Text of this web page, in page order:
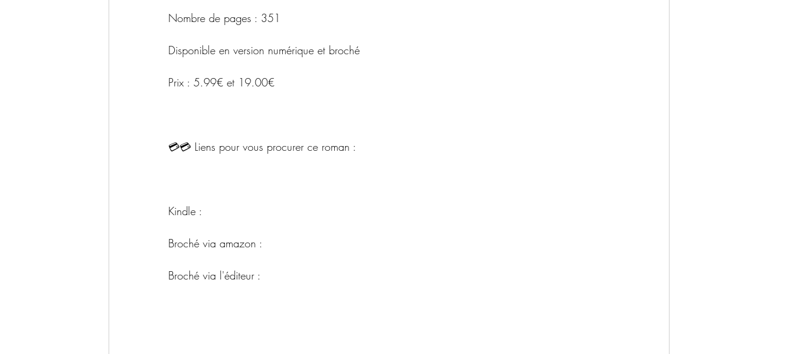
Nombre de pages : 351
Disponible en version numérique et broché
Prix : 5.99€ et 19.00€
💳💳 Liens pour vous procurer ce roman :
Kindle :
Broché via amazon :
Broché via l'éditeur :